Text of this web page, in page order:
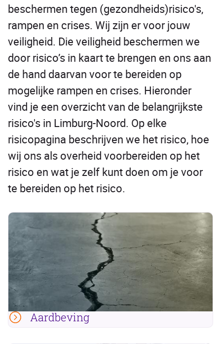
beschermen tegen (gezondheids)risico's,
rampen en crises. Wij zijn er voor jouw
veiligheid. Die veiligheid beschermen we
door risico’s in kaart te brengen en ons aan
de hand daarvan voor te bereiden op
mogelijke rampen en crises. Hieronder
vind je een overzicht van de belangrijkste
risico's in Limburg-Noord. Op elke
risicopagina beschrijven we het risico, hoe
wij ons als overheid voorbereiden op het
risico en wat je zelf kunt doen om je voor
te bereiden op het risico.
Aardbeving